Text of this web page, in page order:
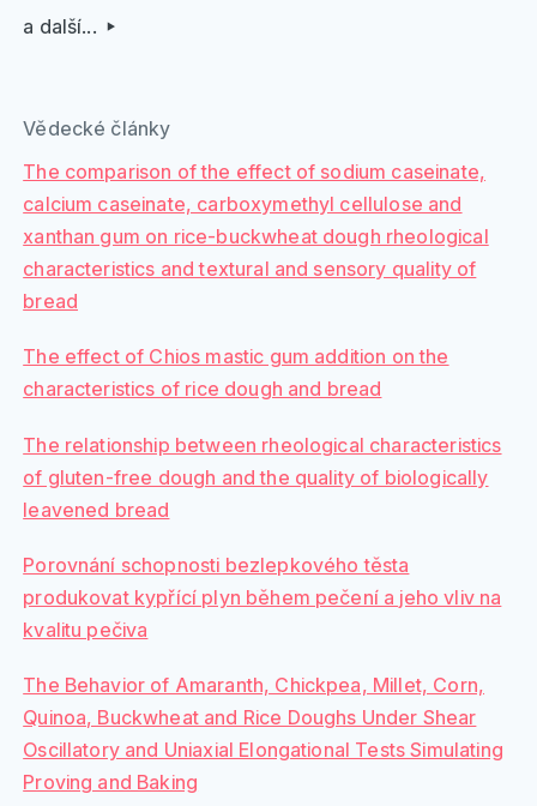
a další...
Vědecké články
The comparison of the effect of sodium caseinate,
calcium caseinate, carboxymethyl cellulose and
xanthan gum on rice-buckwheat dough rheological
characteristics and textural and sensory quality of
bread
The effect of Chios mastic gum addition on the
characteristics of rice dough and bread
The relationship between rheological characteristics
of gluten-free dough and the quality of biologically
leavened bread
Porovnání schopnosti bezlepkového těsta
produkovat kypřící plyn během pečení a jeho vliv na
kvalitu pečiva
The Behavior of Amaranth, Chickpea, Millet, Corn,
Quinoa, Buckwheat and Rice Doughs Under Shear
Oscillatory and Uniaxial Elongational Tests Simulating
Proving and Baking